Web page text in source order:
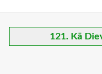
121. Kā